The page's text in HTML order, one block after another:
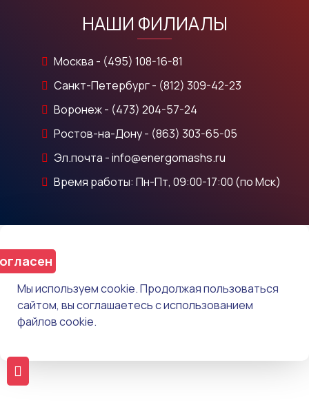
НАШИ ФИЛИАЛЫ
Москва - (495) 108-16-81
Санкт-Петербург - (812) 309-42-23
Воронеж - (473) 204-57-24
Ростов-на-Дону - (863) 303-65-05
Эл.почта - info@energomashs.ru
Время работы: Пн-Пт, 09:00-17:00 (по Мск)
Мы используем cookie. Продолжая пользоваться
сайтом, вы соглашаетесь с использованием
файлов cookie.